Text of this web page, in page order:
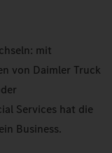
mit
von Daimler Truck
Services hat die
Business.